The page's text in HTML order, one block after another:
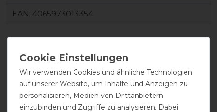
EAN: 4065973013354
Wir verwenden Cookies und ähnliche Technologien
auf unserer Website, um Inhalte und Anzeigen zu
personalisieren, Medien von Drittanbietern
einzubinden und Zugriffe zu analysieren. Dabei